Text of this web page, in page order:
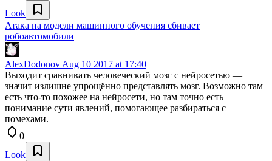
Look
Атака на модели машинного обучения сбивает
робоавтомобили
AlexDodonov Aug 10 2017 at 17:40
Выходит сравнивать человеческий мозг с нейросетью —
значит излишне упрощённо представлять мозг. Возможно там
есть что-то похожее на нейросети, но там точно есть
понимание сути явлений, помогающее разбираться с
помехами.
0
Look